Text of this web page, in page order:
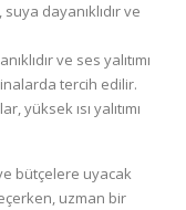
dayanıklıdır ve
ve ses yalıtımı
tercih edilir.
yüksek ısı yalıtımı
bütçelere uyacak
uzman bir